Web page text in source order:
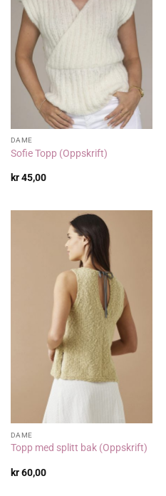
DAME
Sofie Topp (Oppskrift)
kr45,00
DAME
Topp med splitt bak (Oppskrift)
kr60,00